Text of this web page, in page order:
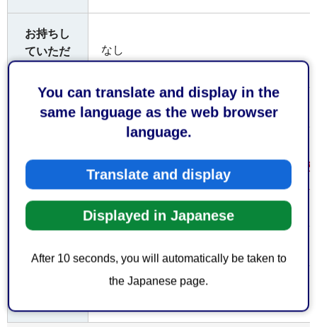
You can translate and display in the
same language as the web browser
language.
Translate and display
Displayed in Japanese
After 10 seconds, you will automatically be taken to
the Japanese page.
お持ちし
ていただ
なし
費用 なし
なお、申請が認められるのは、病院に勤
接した場所に居住する場合です。申請前